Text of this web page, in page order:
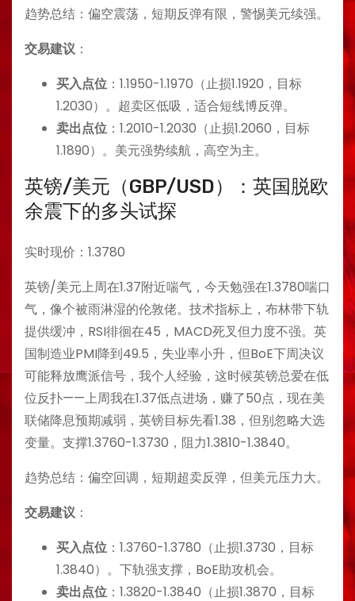
趋势总结：偏空震荡，短期反弹有限，警惕美元续强。
交易建议：
买入点位 ：1.1950-1.1970（止损1.1920，目标
1.2030）。超卖区低吸，适合短线博反弹。
卖出点位 ：1.2010-1.2030（止损1.2060，目标
1.1890）。美元强势续航，高空为主。
英镑/美元（GBP/USD）：英国脱欧
余震下的多头试探
实时现价：1.3780
英镑/美元上周在1.37附近喘气，今天勉强在1.3780喘口
气，像个被雨淋湿的伦敦佬。技术指标上，布林带下轨
提供缓冲，RSI徘徊在45，MACD死叉但力度不强。英
国制造业PMI降到49.5，失业率小升，但BoE下周决议
可能释放鹰派信号，我个人经验，这时候英镑总爱在低
位反扑——上周我在1.37低点进场，赚了50点，现在美
联储降息预期减弱，英镑目标先看1.38，但别忽略大选
变量。支撑1.3760-1.3730，阻力1.3810-1.3840。
趋势总结：偏空回调，短期超卖反弹，但美元压力大。
交易建议：
买入点位 ：1.3760-1.3780（止损1.3730，目标
1.3840）。下轨强支撑，BoE助攻机会。
卖出点位 ：1.3820-1.3840（止损1.3870，目标